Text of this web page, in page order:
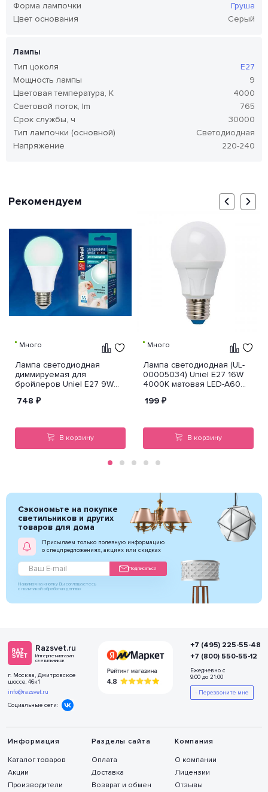
Форма лампочки
Груша
Цвет основания
Серый
Лампы
Тип цоколя
E27
Мощность лампы
9
Цветовая температура, K
4000
Световой поток, lm
765
Срок службы, ч
30000
Тип лампочки (основной)
Светодиодная
Напряжение
220-240
Рекомендуем
Много
Лампа светодиодная
диммируемая для
бройлеров Uniel E27 9W
9W/SCBG/E27/FR/DIM IP65
748 ₽
В корзину
Много
Лампа светодиодная (UL-
00005034) Uniel E27 16W
4000K матовая LED-A60
199 ₽
В корзину
Сэкономьте на покупке
светильников и других
товаров для дома
Присылаем только полезную информацию
о спецпредложениях, акциях или скидках
Подписаться
Нажимая на кнопку Вы соглашаетесь
с политикой обработки данных
Razsvet.ru
Интернет-магазин
светильников
г. Москва, Дмитровское
шоссе, 46к1
info@razsvet.ru
Социальные сети:
Информация
Каталог товаров
Акции
Производители
Разделы сайта
Оплата
Доставка
Возврат и обмен
Компания
О компании
Лицензии
Отзывы
+7 (495) 225-55-48
+7 (800) 550-55-12
Ежедневно с
9:00 до 21:00
Перезвоните мне